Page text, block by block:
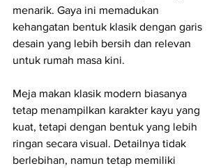
menarik. Gaya ini memadukan
kehangatan bentuk klasik dengan garis
desain yang lebih bersih dan relevan
untuk rumah masa kini.
Meja makan klasik modern biasanya
tetap menampilkan karakter kayu yang
kuat, tetapi dengan bentuk yang lebih
ringan secara visual. Detailnya tidak
berlebihan, namun tetap memiliki